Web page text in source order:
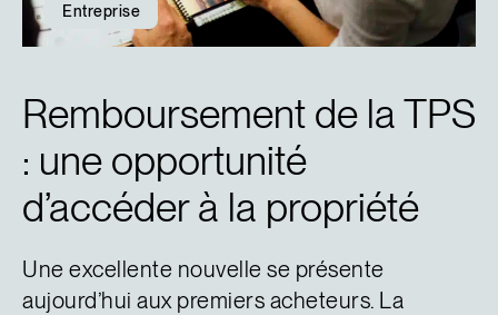
Entreprise
Remboursement de la TPS
: une opportunité
d’accéder à la propriété
Une excellente nouvelle se présente
aujourd’hui aux premiers acheteurs. La